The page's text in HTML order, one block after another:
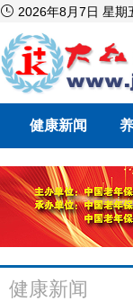
 2026年8月7日 星期
健康新闻
健康新闻